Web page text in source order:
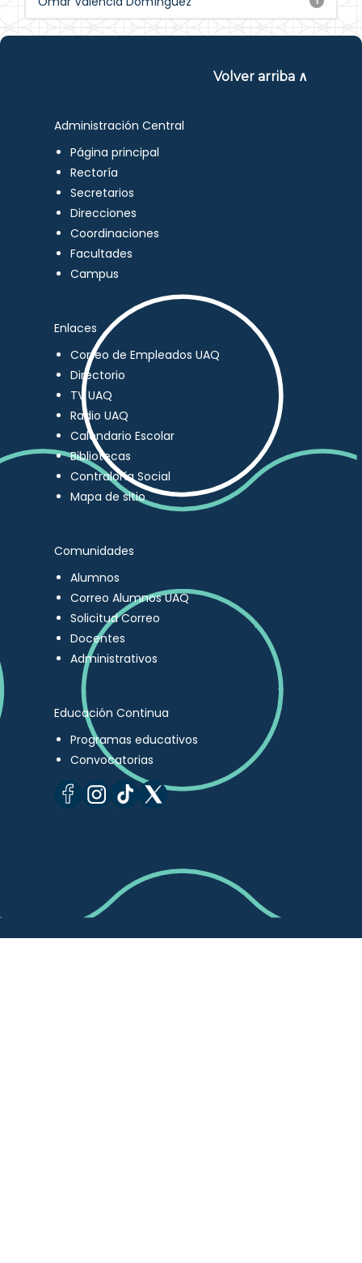
Volver arriba ∧
Administración Central
Página principal
Rectoría
Secretarios
Direcciones
Coordinaciones
Facultades
Campus
Enlaces
Correo de Empleados UAQ
Directorio
TV UAQ
Radio UAQ
Calendario Escolar
Bibliotecas
Contraloría Social
Mapa de sitio
Comunidades
Alumnos
Correo Alumnos UAQ
Solicitud Correo
Docentes
Administrativos
Educación Continua
Programas educativos
Convocatorias